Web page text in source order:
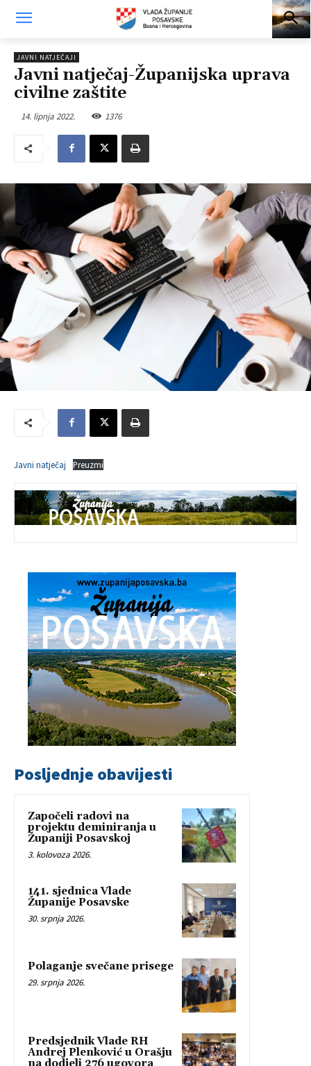
JAVNI NATJEČAJI
Javni natječaj-Županijska uprava
civilne zaštite
14. lipnja 2022. 1376
Javni natječaj Preuzmi
Posljednje obavijesti
Započeli radovi na
projektu deminiranja u
Županiji Posavskoj
3. kolovoza 2026.
141. sjednica Vlade
Županije Posavske
30. srpnja 2026.
Polaganje svečane prisege
29. srpnja 2026.
Predsjednik Vlade RH
Andrej Plenković u Orašju
na dodjeli 276 ugovora